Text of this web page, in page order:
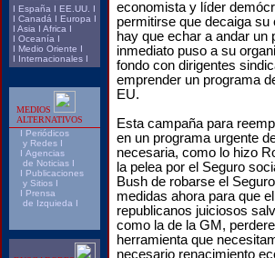
I España I EE.UU.
I
I Canadá I Europa I
I Asia I Africa I
I Oceanía I
I Medio Oriente I
I Internacionales I
MEDIOS
ALTERNATIVOS
I Periódicos
y Redes I
I Agencias
de Noticias I
I Publicaciones
y Sitios I
I Prensa
de Izquieda I
economista y líder
permitirse que decaiga
hay que echar a andar
inmediato puso a su
fondo con dirigentes
emprender un programa
EU.
Esta campaña para
en un programa urgente
necesaria, como lo hizo
la pelea por el Seguro
Bush de robarse el
medidas ahora para que
republicanos juiciosos
como la de la GM,
herramienta que
necesario renacimiento